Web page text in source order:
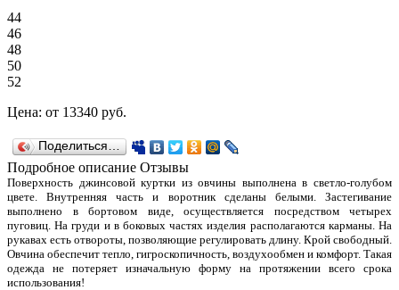
44
46
48
50
52
Цена: от 13340 руб.
Поделиться…
Подробное описание Отзывы
Поверхность джинсовой куртки из овчины выполнена в светло-голубом
цвете. Внутренняя часть и воротник сделаны белыми. Застегивание
выполнено в бортовом виде, осуществляется посредством четырех
пуговиц. На груди и в боковых частях изделия располагаются карманы. На
рукавах есть отвороты, позволяющие регулировать длину. Крой свободный.
Овчина обеспечит тепло, гигроскопичность, воздухообмен и комфорт. Такая
одежда не потеряет изначальную форму на протяжении всего срока
использования!